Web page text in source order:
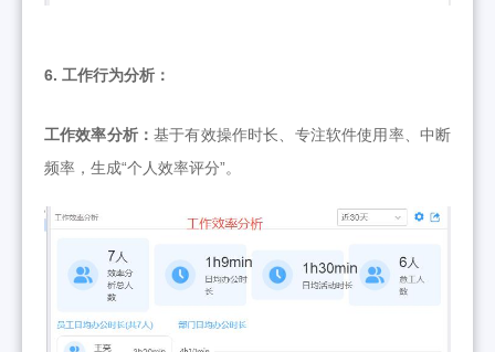
6. 工作行为分析：
工作效率分析：基于有效操作时长、专注软件使用率、中断
频率，生成“个人效率评分”。